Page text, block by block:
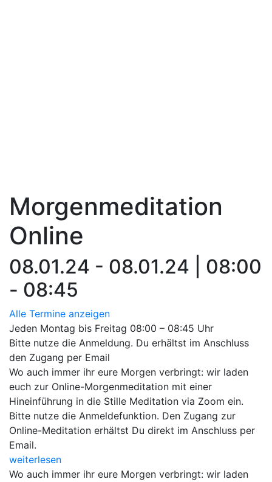
Morgenmeditation
Online
08.01.24 - 08.01.24 | 08:00
- 08:45
Alle Termine anzeigen
Jeden Montag bis Freitag 08:00 – 08:45 Uhr
Bitte nutze die Anmeldung. Du erhältst im Anschluss
den Zugang per Email
Wo auch immer ihr eure Morgen verbringt: wir laden
euch zur Online-Morgenmeditation mit einer
Hineinführung in die Stille Meditation via Zoom ein.
Bitte nutze die Anmeldefunktion. Den Zugang zur
Online-Meditation erhältst Du direkt im Anschluss per
Email.
weiterlesen
Wo auch immer ihr eure Morgen verbringt: wir laden